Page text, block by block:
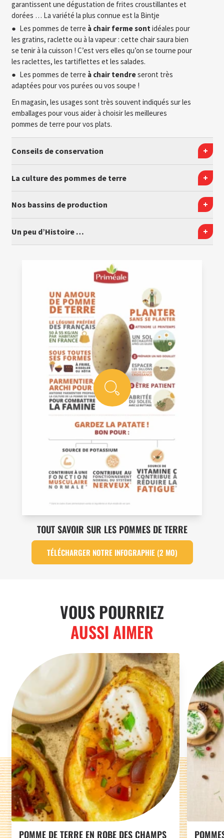
garantissent une dégustation de frites croustillantes et
dorées … La variété la plus connue est la Bintje
Les pommes de terre à chair ferme sont idéales pour
les gratins, raclette ou à la vapeur : cette chair saura bien
se tenir à la cuisson ! C’est vers elles qu’on se tourne pour
les raclettes, les tartiflettes et les salades.
Les pommes de terre à chair tendreseront très
adaptées pour vos purées ou vos soupe !
En magasin, les usages sont très souvent indiqués sur les
emballages pour vous aider à choisir les meilleures
pommes de terre pour vos plats.
Conseils de conservation
La culture des pommes de terre
Nos bassins de production
Un peu d’Histoire …
TOUT SAVOIR SUR LES POMMES DE TERRE
TÉLÉCHARGER NOTRE INFOGRAPHIE (2 MO)
VOUS POURRIEZ
AUSSI AIMER
POMME DE TERRE EN ROBE DES CHAMPS